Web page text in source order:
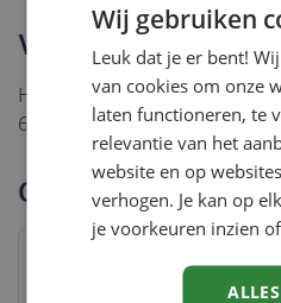
Vragen
Heb je vragen? Neem dan
60 of stuur een bericht naar
Open inschrijving
Wij gebruiken
Leuk dat je er bent!
van cookies om onze
laten functioneren, te
relevantie van het
website en op
verhogen. Je kan op
je voorkeuren inzien